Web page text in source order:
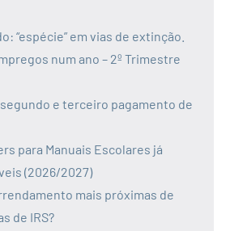
“espécie” em vias de extinção.
num ano – 2º Trimestre
segundo e terceiro pagamento de
para Manuais Escolares já
(2026/2027)
mais próximas de
de IRS?